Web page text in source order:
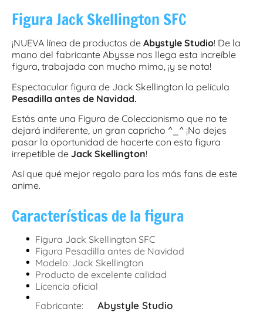
Figura Jack Skellington SFC
¡NUEVA línea de productos de Abystyle Studio! De la
mano del fabricante Abysse nos llega esta increíble
figura, trabajada con mucho mimo, ¡y se nota!
Espectacular figura de Jack Skellington la película
Pesadilla antes de Navidad.
Estás ante una Figura de Coleccionismo que no te
dejará indiferente, un gran capricho ^_^ ¡No dejes
pasar la oportunidad de hacerte con esta figura
irrepetible de Jack Skellington!
Así que qué mejor regalo para los más fans de este
anime.
Características de la figura
• Figura Jack Skellington SFC
• Figura Pesadilla antes de Navidad
• Modelo: Jack Skellington
• Producto de excelente calidad
• Licencia oficial
•
Fabricante: Abystyle Studio